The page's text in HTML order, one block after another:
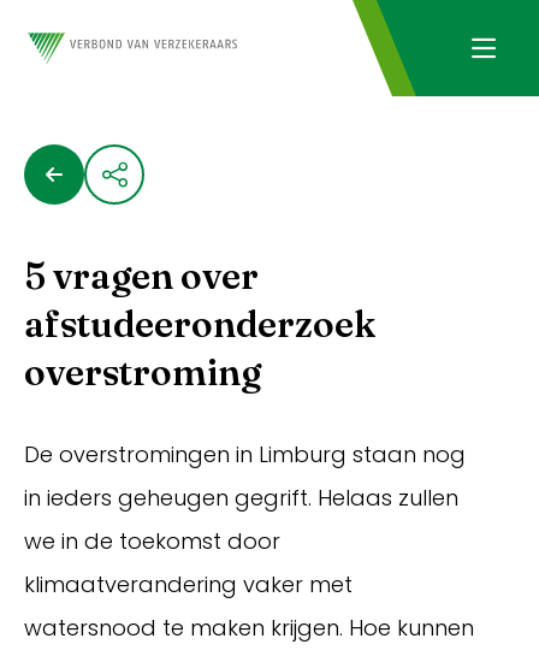
5 vragen over
afstudeeronderzoek
overstroming
De overstromingen in Limburg staan nog
in ieders geheugen gegrift. Helaas zullen
we in de toekomst door
klimaatverandering vaker met
watersnood te maken krijgen. Hoe kunnen